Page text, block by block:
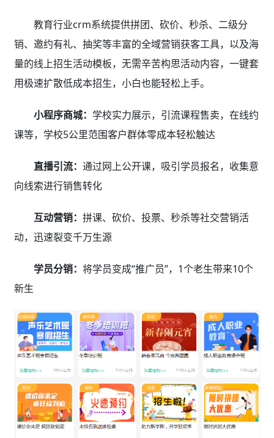
教育行业crm系统提供拼团、砍价、秒杀、二级分
销、邀约有礼、抽奖等丰富的全域营销获客工具，以及海
量的线上招生活动模板，无需辛苦构思活动内容，一键套
用极速扩散低成本招生，小白也能轻松上手。
小程序商城： 学校实力展示，引流课程售卖，在线约
课等，学校5公里范围客户群体零成本轻松触达
直播引流： 通过网上公开课，吸引学员报名，收集意
向线索进行销售转化
互动营销： 拼课、砍价、投票、秒杀等社交营销活
动，迅速裂变千万生源
学员分销： 将学员变成“推广员”，1个老生带来10个
新生